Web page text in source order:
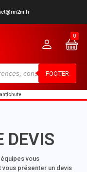
FOOTER
0
DEVIS
vous
présenter un devis